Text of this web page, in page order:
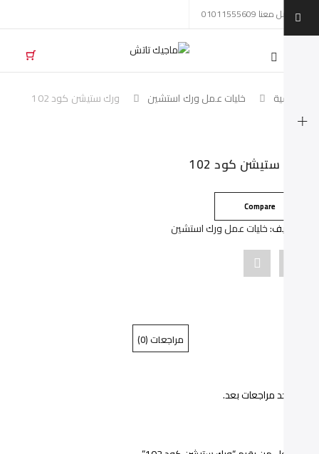
تواصل معنا 01011555609
خليات عمل ورك استشين
ورك ستيشن كود 102
Skip to
ستيشن كود 102
Compare
خليات عمل ورك استشين
Pin
on
مراجعات (0)
توجد مراجعات بعد.